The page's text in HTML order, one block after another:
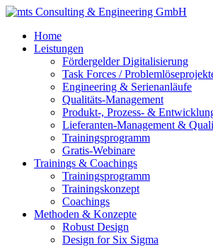
Home
Leistungen
Fördergelder Digitalisierung
Task Forces /
Engineering & Serienanläufe
Qualitäts-Management
Produkt-, Prozess- &
Lieferanten-Management &
Trainingsprogramm
Gratis-Webinare
Trainings & Coachings
Trainingsprogramm
Trainingskonzept
Coachings
Methoden & Konzepte
Robust Design
Design for Six Sigma